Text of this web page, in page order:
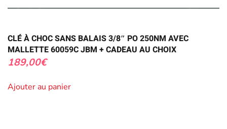
CLÉ À CHOC SANS BALAIS 3/8″ PO 250NM AVEC
MALLETTE 60059C JBM + CADEAU AU CHOIX
189,00€
Ajouter au panier